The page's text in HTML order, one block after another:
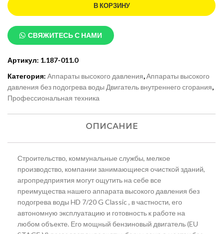
В КОРЗИНУ
СВЯЖИТЕСЬ С НАМИ
Артикул: 1.187-011.0
Категория: Аппараты высокого давления,Аппараты высокого
давления без подогрева воды Двигатель внутреннего сгорания,
Профессиональная техника
ОПИСАНИЕ
Строительство, коммунальные службы, мелкое
производство, компании занимающиеся очисткой зданий,
агропредприятия могут ощутить на себе все
преимущества нашего аппарата высокого давления без
подогрева воды HD 7/20 G Classic , в частности, его
автономную эксплуатацию и готовность к работе на
любом объекте. Его мощный бензиновый двигатель (EU